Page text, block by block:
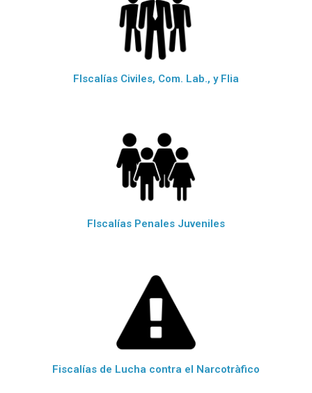
FIscalías Civiles, Com. Lab., y Flia
FIscalías Penales Juveniles
Fiscalías de Lucha contra el Narcotràfico